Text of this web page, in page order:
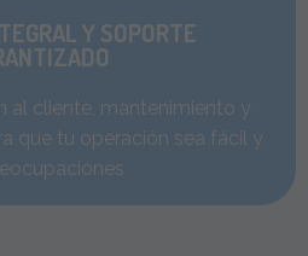
Y SOPORTE
al cliente, mantenimiento y
que tu operación sea fácil y